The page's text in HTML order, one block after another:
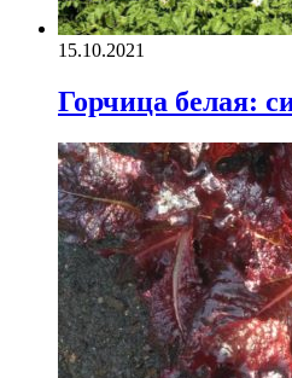
15.10.2021
Горчица белая: